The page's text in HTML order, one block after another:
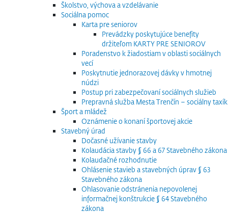
Školstvo, výchova a vzdelávanie
Sociálna pomoc
Karta pre seniorov
Prevádzky poskytujúce benefity
držiteľom KARTY PRE SENIOROV
Poradenstvo k žiadostiam v oblasti sociálnych
vecí
Poskytnutie jednorazovej dávky v hmotnej
núdzi
Postup pri zabezpečovaní sociálnych služieb
Prepravná služba Mesta Trenčín – sociálny taxík
Šport a mládež
Oznámenie o konaní športovej akcie
Stavebný úrad
Dočasné užívanie stavby
Kolaudácia stavby § 66 a 67 Stavebného zákona
Kolaudačné rozhodnutie
Ohlásenie stavieb a stavebných úprav § 63
Stavebného zákona
Ohlasovanie odstránenia nepovolenej
informačnej konštrukcie § 64 Stavebného
zákona